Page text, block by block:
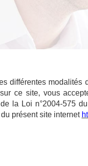
différentes modalités
ce site, vous
la Loi n°2004-575
présent site internet